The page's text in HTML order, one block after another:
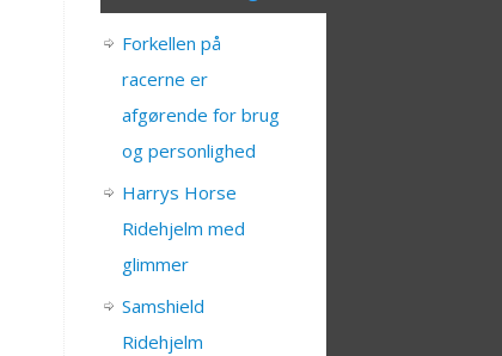
Forkellen på
racerne er
afgørende for brug
og personlighed
Harrys Horse
Ridehjelm med
glimmer
Samshield
Ridehjelm